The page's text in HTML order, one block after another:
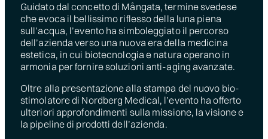
Guidato dal concetto di Mångata, termine svedese
che evoca il bellissimo riflesso della luna piena
sull’acqua, l’evento ha simboleggiato il percorso
dell’azienda verso una nuova era della medicina
estetica, in cui biotecnologia e natura operano in
armonia per fornire soluzioni anti-aging avanzate.
Oltre alla presentazione alla stampa del nuovo bio-
stimolatore di Nordberg Medical, l’evento ha offerto
ulteriori approfondimenti sulla missione, la visione e
la pipeline di prodotti dell’azienda.